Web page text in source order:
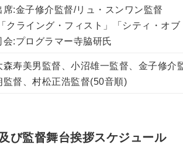
席:金子修介監督/リュ・スンワン監督
クライング・フィスト」「シティ・オ
会:プログラマー寺脇研氏
森寿美男監督、小沼雄一監督、金子修
監督、村松正浩監督(50音順)
び監督舞台挨拶スケジュール